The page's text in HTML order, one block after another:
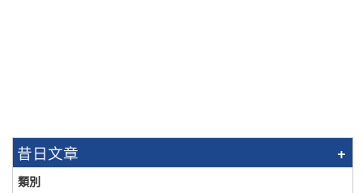
昔日文章
類別